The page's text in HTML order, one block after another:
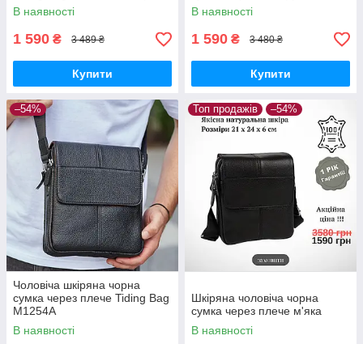
В наявності
1 590 ₴ 3 489 ₴
Купити
В наявності
1 590 ₴ 3 480 ₴
Купити
–54%
Чоловіча шкіряна чорна
сумка через плече Tiding Bag
M1254A
В наявності
Топ продажів –54%
Шкіряна чоловіча чорна
сумка через плече м'яка
В наявності